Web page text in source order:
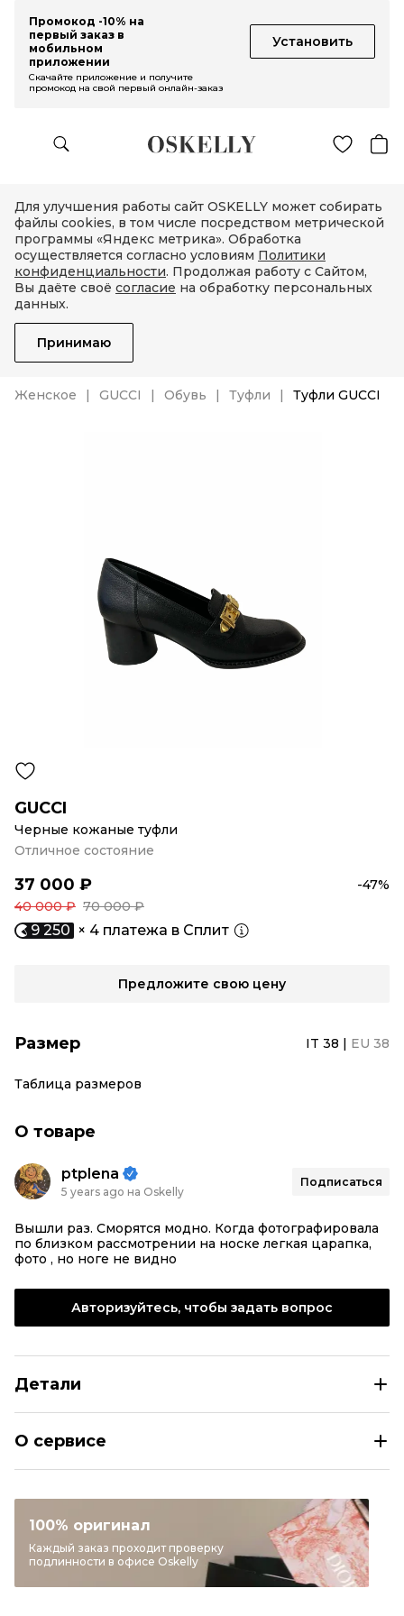
Промокод -10% на
первый заказ в
мобильном
приложении
Установить
Скачайте приложение и получите
промокод на свой первый онлайн-заказ
Для улучшения работы сайт OSKELLY может собирать
файлы cookies, в том числе посредством метрической
программы «Яндекс метрика». Обработка
осуществляется согласно условиям Политики
конфиденциальности. Продолжая работу с Сайтом,
Вы даёте своё согласие на обработку персональных
данных.
Принимаю
Женское GUCCI Обувь Туфли Туфли GUCCI
GUCCI
Черные кожаные туфли
Отличное состояние
37 000 ₽
-47%
40 000 ₽ 70 000 ₽
9 250 × 4 платежа в Сплит
Предложите свою цену
Размер IT 38 | EU 38
Таблица размеров
О товаре
ptplena
5 years ago на Oskelly
Подписаться
Вышли раз. Сморятся модно. Когда фотографировала
по близком рассмотрении на носке легкая царапка,
фото , но ноге не видно
Авторизуйтесь, чтобы задать вопрос
Детали
Категория
Бренд
GUCCI
Материал обуви
Кожа
О сервисе
100% оригинал
Каждый заказ проходит проверку
подлинности в офисе Oskelly